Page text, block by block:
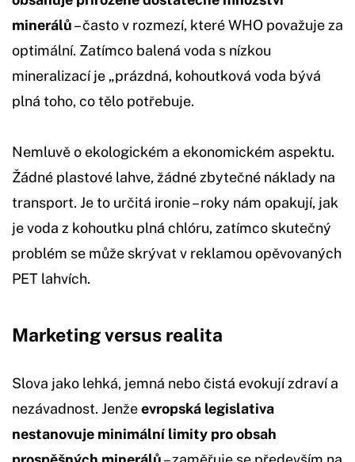
minerálů– často v rozmezí, které WHO považuje za
optimální. Zatímco balená voda s nízkou
mineralizací je „prázdná, kohoutková voda bývá
plná toho, co tělo potřebuje.
Nemluvě o ekologickém a ekonomickém aspektu.
Žádné plastové lahve, žádné zbytečné náklady na
transport. Je to určitá ironie – roky nám opakují, jak
je voda z kohoutku plná chlóru, zatímco skutečný
problém se může skrývat v reklamou opěvovaných
PET lahvích.
Marketing versus realita
Slova jako lehká, jemná nebo čistá evokují zdraví a
nezávadnost. Jenžeevropská legislativa
nestanovuje minimální limity pro obsah